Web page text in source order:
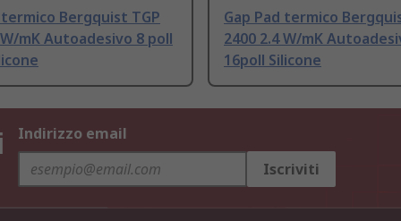
termico Bergquist TGP
mK Autoadesivo 8 poll
Gap Pad termico
2400 2.4 W/mK
16poll Silicone
Indirizzo email
Iscriviti